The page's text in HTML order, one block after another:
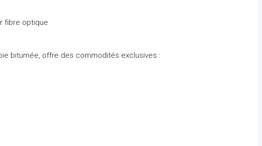
fibre optique
bitumée, offre des commodités exclusives :